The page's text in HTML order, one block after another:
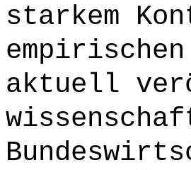
starkem
aktuell